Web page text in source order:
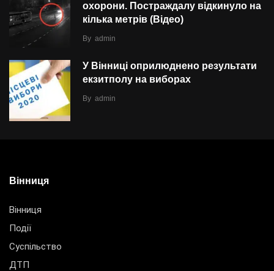
охорони. Постраждалу відкинуло на
кілька метрів (Відео)
By admin
У Вінниці оприлюднено результати
екзитполу на виборах
By admin
Вінниця
Вінниця
Події
Суспільство
ДТП